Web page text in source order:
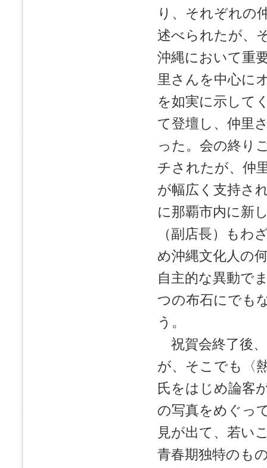
り、それぞれの
述べられたが、
沖縄において重
里さんを中心に
を如実に示して
て登壇し、仲里
った。会の終り
チされたが、仲
が幅広く支持さ
に那覇市内に新
（副店長）もわ
め沖縄文化人の
自主的な異動で
つの布石にでも
う。
祝賀会終了後
が、そこでも〈
氏をはじめ論客
の写真をめぐっ
見が出て、若い
青春期独特のも